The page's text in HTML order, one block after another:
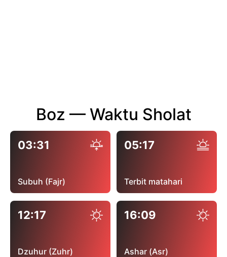
Boz — Waktu Sholat
03:31
Subuh (Fajr)
05:17
Terbit matahari
12:17
Dzuhur (Zuhr)
16:09
Ashar (Asr)